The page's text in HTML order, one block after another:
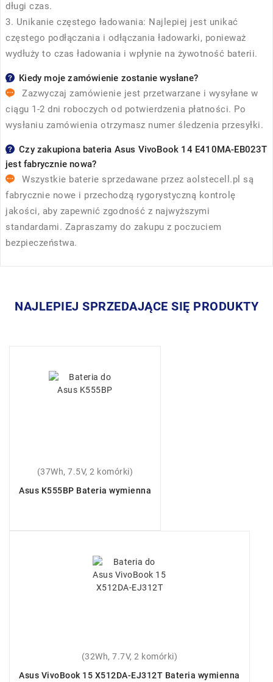
długi czas.
3. Unikanie częstego ładowania: Najlepiej jest unikać
częstego podłączania i odłączania ładowarki, ponieważ
wydłuży to czas ładowania i wpłynie na żywotność baterii.
Kiedy moje zamówienie zostanie wysłane?
Zazwyczaj zamówienie jest przetwarzane i wysyłane w
ciągu 1-2 dni roboczych od potwierdzenia płatności. Po
wysłaniu zamówienia otrzymasz numer śledzenia przesyłki.
Czy zakupiona bateria Asus VivoBook 14 E410MA-EB023T
jest fabrycznie nowa?
Wszystkie baterie sprzedawane przez aolstecell.pl są
fabrycznie nowe i przechodzą rygorystyczną kontrolę
jakości, aby zapewnić zgodność z najwyższymi
standardami. Zapraszamy do zakupu z poczuciem
bezpieczeństwa.
NAJLEPIEJ SPRZEDAJĄCE SIĘ PRODUKTY
(37Wh, 7.5V, 2 komórki)
Asus K555BP Bateria wymienna
(32Wh, 7.7V, 2 komórki)
Asus VivoBook 15 X512DA-EJ312T Bateria wymienna